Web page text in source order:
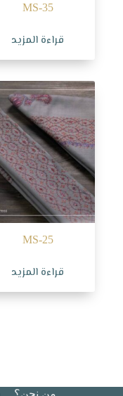
MS-35
قراءة المزيد
MS-25
قراءة المزيد
من نحن؟